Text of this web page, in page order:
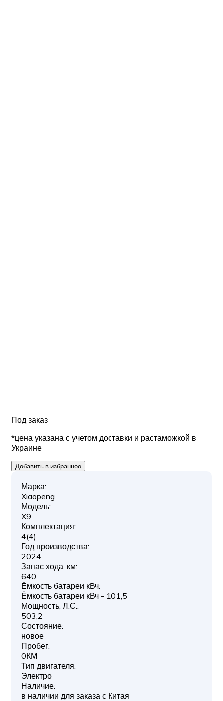
Под заказ
*цена указана с учетом доставки и растаможкой в
Украине
Добавить в избранное
Марка:
Xiaopeng
Модель:
X9
Комплектация:
4(4)
Год производства:
2024
Запас хода, км:
640
Ёмкость батареи кВч:
Ёмкость батареи кВч - 101,5
Мощность, Л.С.:
503,2
Состояние:
новое
Пробег:
0КМ
Тип двигателя:
Электро
Наличие:
в наличии для заказа с Китая